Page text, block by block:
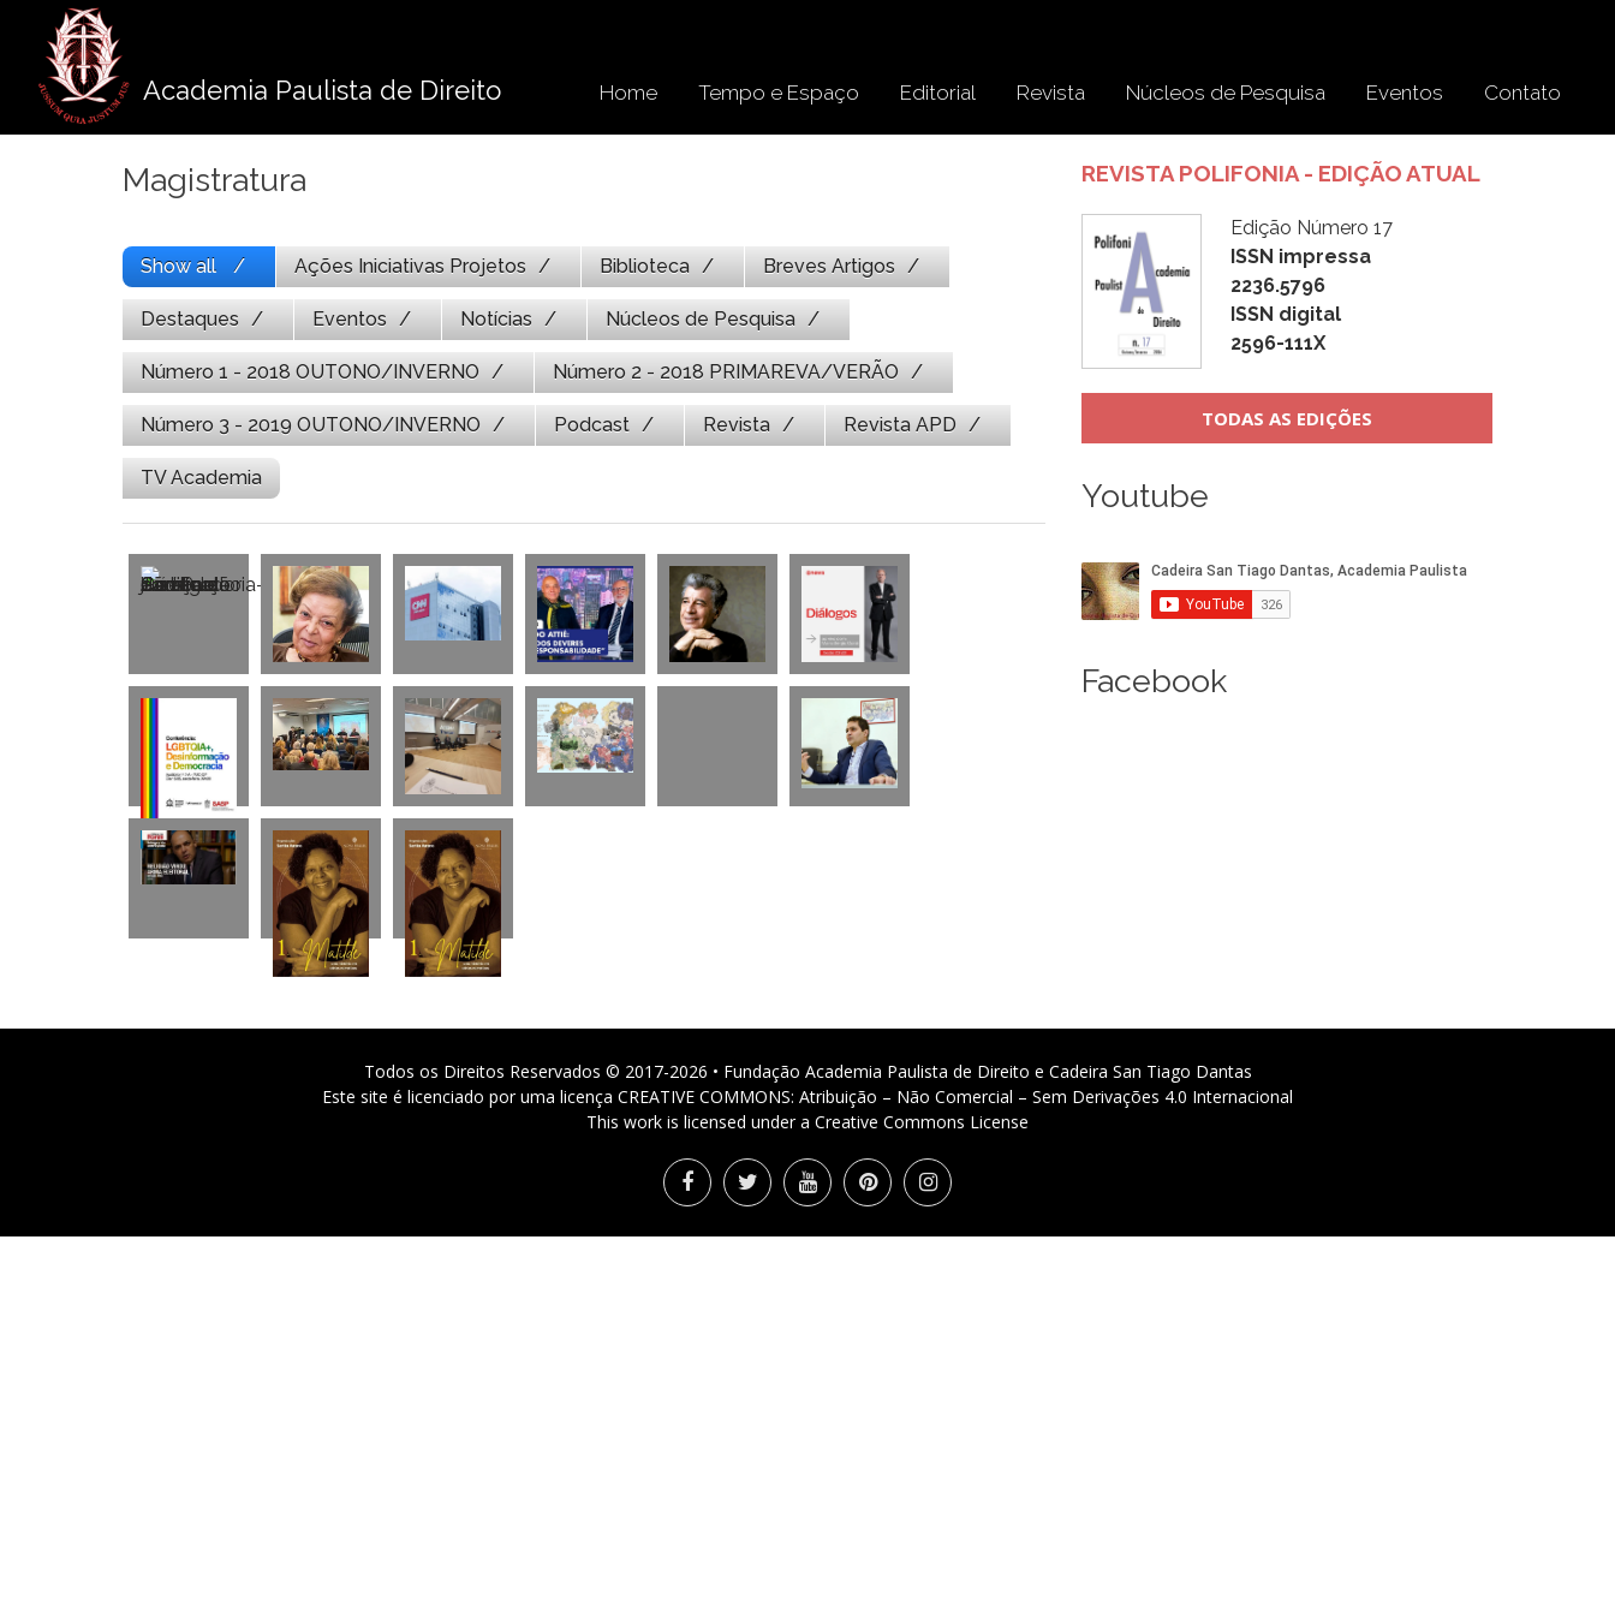
conteúdo
Academia Paulista de Direito Home Tempo e Espaço Editorial Revista Núcleos de Pesquisa Eventos Contato
Magistratura
Show all Ações Iniciativas Projetos Biblioteca Breves Artigos
Destaques Eventos Notícias Núcleos de Pesquisa
Número 1 - 2018 OUTONO/INVERNO Número 2 - 2018 PRIMAREVA/VERÃO
Número 3 - 2019 OUTONO/INVERNO Podcast Revista Revista APD
TV Academia
REVISTA POLIFONIA - EDIÇÃO ATUAL
Edição Número 17
ISSN impressa
2236.5796
ISSN digital
2596-111X
TODAS AS EDIÇÕES
Youtube
Facebook
Todos os Direitos Reservados © 2017-2026 • Fundação Academia Paulista de Direito e Cadeira San Tiago Dantas
Este site é licenciado por uma licença CREATIVE COMMONS: Atribuição – Não Comercial – Sem Derivações 4.0 Internacional
This work is licensed under a Creative Commons License